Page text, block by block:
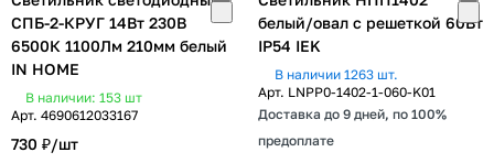
СПБ-2-КРУГ 14Вт 230В
6500К 1100Лм 210мм белый
IN HOME
В наличии: 153 шт
Арт. 4690612033167
730 ₽/шт
белый/овал с решеткой 60Вт
IP54 IEK
В наличии 1263 шт.
Арт. LNPP0-1402-1-060-K01
Доставка до 9 дней, по 100%
предоплате